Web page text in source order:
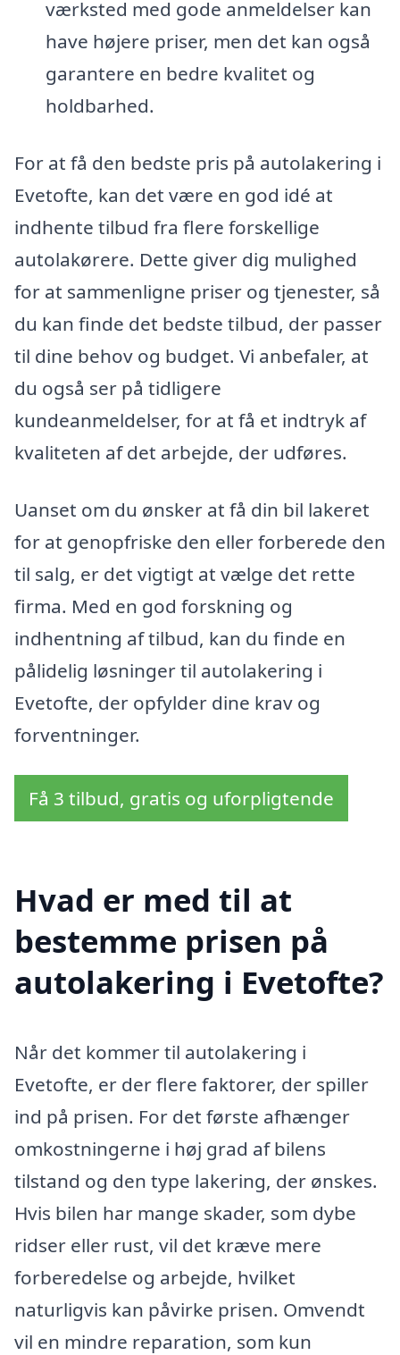
værksted med gode anmeldelser kan
have højere priser, men det kan også
garantere en bedre kvalitet og
holdbarhed.
For at få den bedste pris på autolakering i
Evetofte, kan det være en god idé at
indhente tilbud fra flere forskellige
autolakørere. Dette giver dig mulighed
for at sammenligne priser og tjenester, så
du kan finde det bedste tilbud, der passer
til dine behov og budget. Vi anbefaler, at
du også ser på tidligere
kundeanmeldelser, for at få et indtryk af
kvaliteten af det arbejde, der udføres.
Uanset om du ønsker at få din bil lakeret
for at genopfriske den eller forberede den
til salg, er det vigtigt at vælge det rette
firma. Med en god forskning og
indhentning af tilbud, kan du finde en
pålidelig løsninger til autolakering i
Evetofte, der opfylder dine krav og
forventninger.
Få 3 tilbud, gratis og uforpligtende
Hvad er med til at
bestemme prisen på
autolakering i Evetofte?
Når det kommer til autolakering i
Evetofte, er der flere faktorer, der spiller
ind på prisen. For det første afhænger
omkostningerne i høj grad af bilens
tilstand og den type lakering, der ønskes.
Hvis bilen har mange skader, som dybe
ridser eller rust, vil det kræve mere
forberedelse og arbejde, hvilket
naturligvis kan påvirke prisen. Omvendt
vil en mindre reparation, som kun